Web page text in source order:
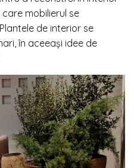
mobilierul se
de interior se
în aceeași idee de